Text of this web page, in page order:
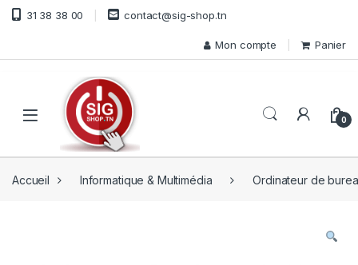
Skip to navigation
Skip to content
31 38 38 00 contact@sig-shop.tn
Mon compte Panier
Open 0
Accueil Informatique & Multimédia Ordinateur de